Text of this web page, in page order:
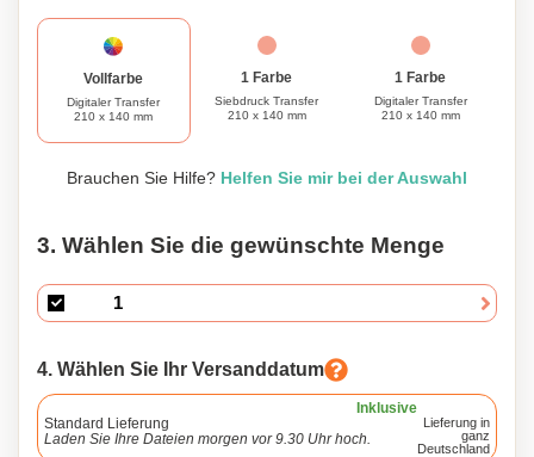
Speisen und Getränke kühl und leicht zugänglich zu halten.
Vollfarbe
Digitaler Transfer
210 x 140 mm
1 Farbe
Siebdruck Transfer
210 x 140 mm
1 Farbe
Digitaler Transfer
210 x 140 mm
Brauchen Sie Hilfe? Helfen Sie mir bei der Auswahl
3. Wählen Sie die gewünschte Menge
4. Wählen Sie Ihr Versanddatum
Inklusive
Standard Lieferung
Laden Sie Ihre Dateien morgen vor 9.30 Uhr hoch.
Lieferung in
ganz
Deutschland